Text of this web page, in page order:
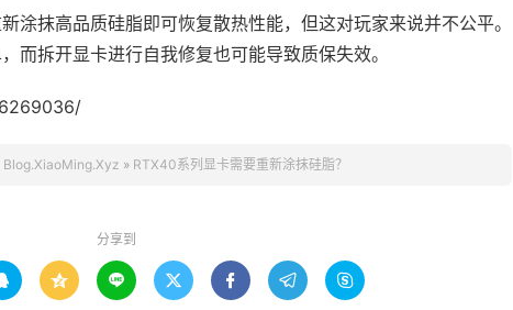
涂抹高品质硅脂即可恢复散热性能，但这对玩家来说并不公平。
而拆开显卡进行自我修复也可能导致质保失效。
Blog.XiaoMing.Xyz » RTX40系列显卡需要重新涂抹硅脂？
分享到
     